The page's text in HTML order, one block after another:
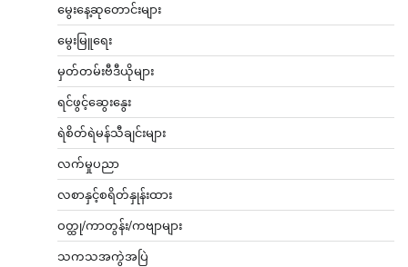
မွေးနေ့ဆုတောင်းများ
မွေးမြူရေး
မှတ်တမ်းဗီဒီယိုများ
ရင်ဖွင့်ဆွေးနွေး
ရဲစိတ်ရဲမန်သီချင်းများ
လက်မှုပညာ
လစာနှင့်စရိတ်နှုန်းထား
ဝတ္ထု/ကာတွန်း/ကဗျာများ
သကသအကွဲအပြဲ